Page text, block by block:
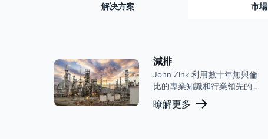
解决方案 市場
減排
John Zink 利用數十年無與倫
比的專業知識和行業領先的
技術，為氮氧化物 （NOx）
和一氧化碳 （CO） 提供先
瞭解更多